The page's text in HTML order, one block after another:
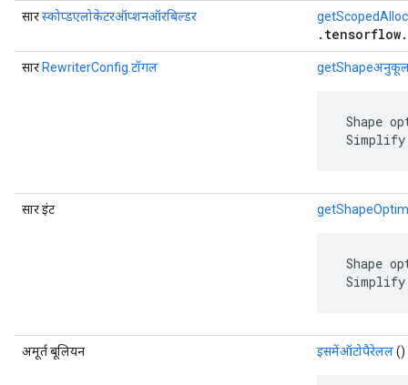
सारस्कोप्डएलोकेटरऑप्शनऑरबिल्डर
सार RewriterConfig.टॉगल
Shape
Simplify
सार इंट
Shape
Simplify
अमूर्त बूलियन इसमेंऑटोपैरेलल()